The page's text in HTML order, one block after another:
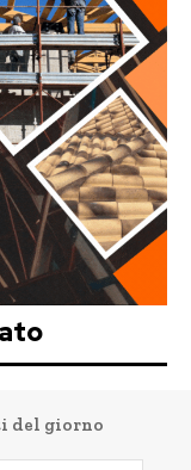
del giorno